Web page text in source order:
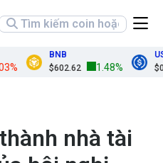
BNB
$602.62
1.48%
USDC
nhà tài